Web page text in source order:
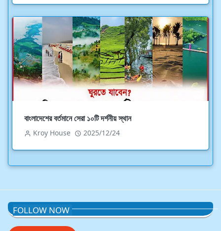
বাংলাদেশের বর্তমানে সেরা ১০টি দর্শনীয় স্থান
Kroy House 2025/12/24
FOLLOW NOW